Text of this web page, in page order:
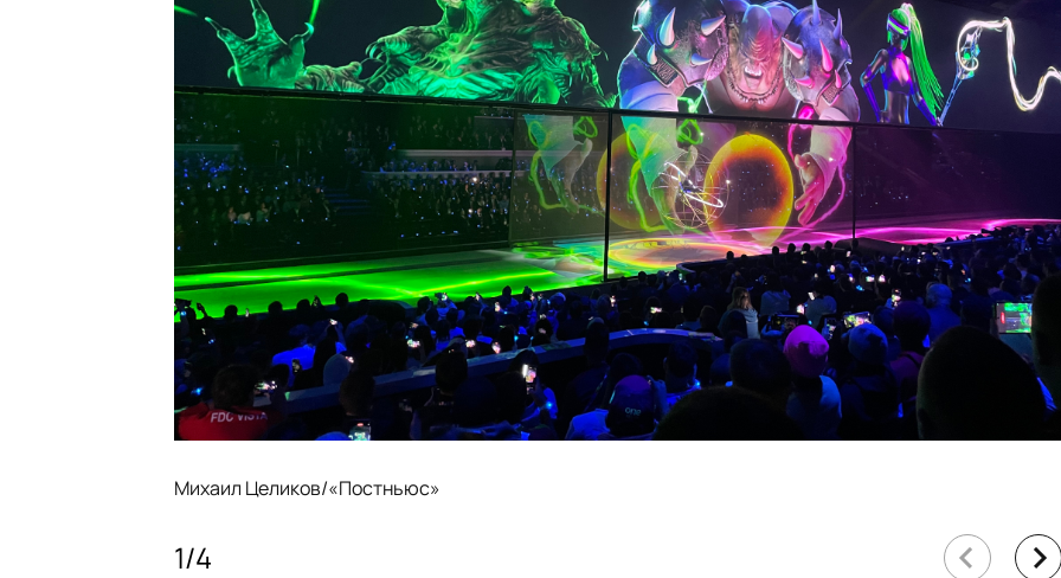
Михаил Целиков/«Постньюс»
1/4